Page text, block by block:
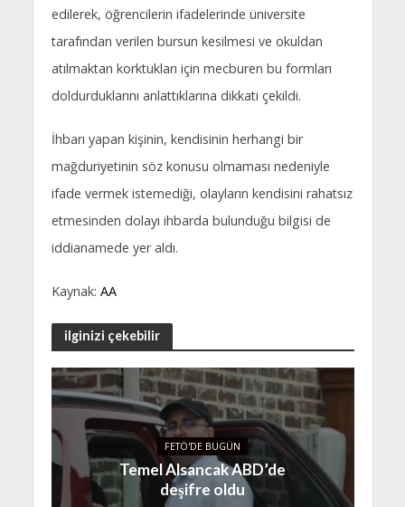
edilerek, öğrencilerin ifadelerinde üniversite
tarafından verilen bursun kesilmesi ve okuldan
atılmaktan korktukları için mecburen bu formları
doldurduklarını anlattıklarına dikkati çekildi.
İhbarı yapan kişinin, kendisinin herhangi bir
mağduriyetinin söz konusu olmaması nedeniyle
ifade vermek istemediği, olayların kendisini rahatsız
etmesinden dolayı ihbarda bulunduğu bilgisi de
iddianamede yer aldı.
Kaynak: AA
ilginizi çekebilir
FETÖ'DE BUGÜN
Temel Alsancak ABD’de
deşifre oldu